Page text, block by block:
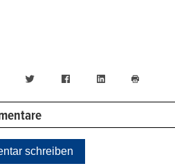
WhatsAppTwitter FacebookLinkedIn
drucken
schreiben